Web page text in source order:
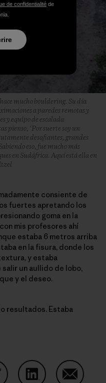
mucho bouldering. Su día
a paredes remotas y
y equipo de escalada
pienso, ‘Por suerte soy un
desafiantes, grandes
eso, fue mucho más
en Sudáfrica. Aquí está ella en
consiente de
fuertes apretando los
goma en la
mis profesores ahí
estaba 6 metros arriba
en la fisura, donde los
y estaba
un aullido de lobo,
y el deseo.
resultados. Estaba
de confidentialité de